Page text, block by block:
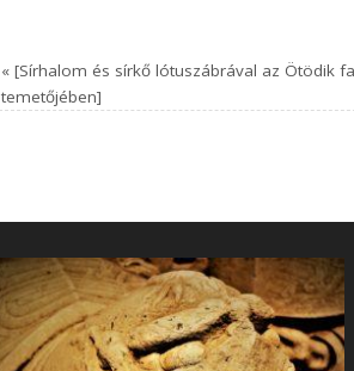
« [Sírhalom és sírkő lótuszábrával az Ötödik
temetőjében]